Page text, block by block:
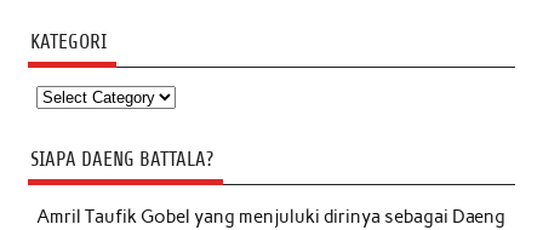
KATEGORI
Kategori
SIAPA DAENG BATTALA?
Amril Taufik Gobelyang menjuluki dirinya sebagai Daeng